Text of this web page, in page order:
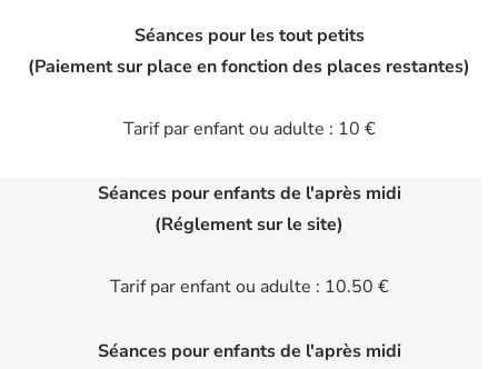
Séances pour les tout petits
(Paiement sur place en fonction des places restantes)
Tarif par enfant ou adulte : 10 €
Séances pour enfants de l'après midi
(Réglement sur le site)
Tarif par enfant ou adulte : 10.50 €
Séances pour enfants de l'après midi